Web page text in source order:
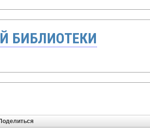
БИБЛИОТЕКИ